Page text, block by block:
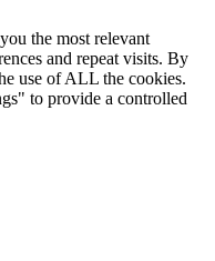
the most relevant
and repeat visits. By
use of ALL the cookies.
to provide a controlled